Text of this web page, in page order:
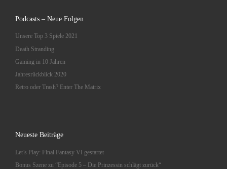
Podcasts – Neue Folgen
Unsere Top 3 Spiele 2021
Death Stranding
Gaming in 10 Jahren
Jahresrückblick 2020
Retro oder Trash? Enter The Matrix
Neueste Beiträge
Let’s Play: Final Fantasy VI gestartet
Bonus Szene zu “Episode 5 – Die Prinzessin schlägt zurück“